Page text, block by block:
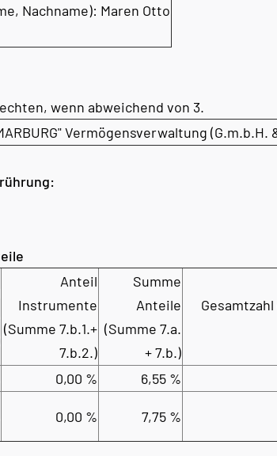
Nachname): Maren Otto
wenn abweichend von 3.
Vermögensverwaltung (G.m.b.H.
Anteil
Instrumente
(Summe 7.b.1.+
7.b.2.)
Summe
Anteile
(Summe 7.a.
+ 7.b.)
0,00 % 6,55 %
0,00 % 7,75 %